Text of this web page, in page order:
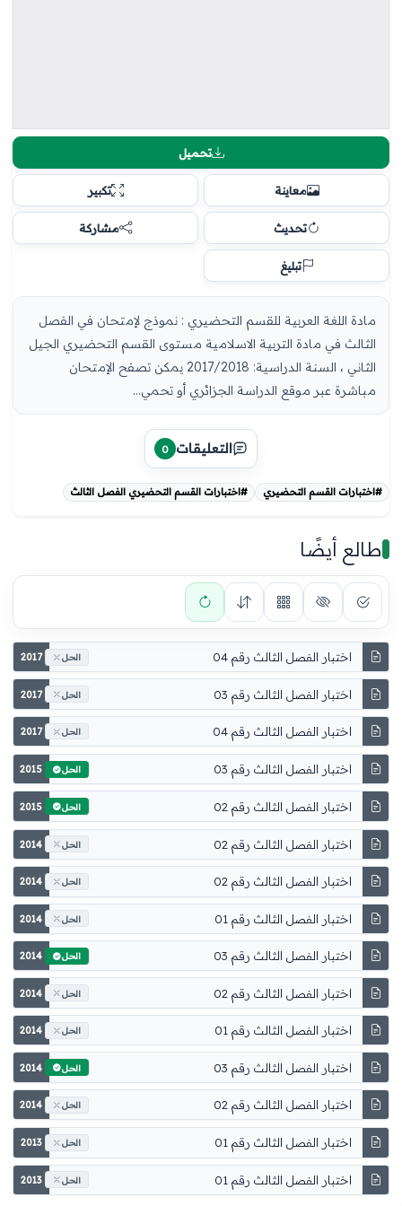
تحميل
معاينة تكبير
تحديث مشاركة
تبليغ
مادة اللغة العربية للقسم التحضيري : نموذج لإمتحان في الفصل
الثالث في مادة التربية الاسلامية مستوى القسم التحضيري الجيل
الثاني ، السنة الدراسية: 2017/2018 يمكن تصفح الإمتحان
مباشرة عبر موقع الدراسة الجزائري أو تحمي...
التعليقات 0
#اختبارات القسم التحضيري #اختبارات القسم التحضيري الفصل الثالث
طالع أيضًا
اختبار الفصل الثالث رقم 04 2017 الحل
اختبار الفصل الثالث رقم 03 2017 الحل
اختبار الفصل الثالث رقم 04 2017 الحل
اختبار الفصل الثالث رقم 03 2015 الحل
اختبار الفصل الثالث رقم 02 2015 الحل
اختبار الفصل الثالث رقم 02 2014 الحل
اختبار الفصل الثالث رقم 02 2014 الحل
اختبار الفصل الثالث رقم 01 2014 الحل
اختبار الفصل الثالث رقم 03 2014 الحل
اختبار الفصل الثالث رقم 02 2014 الحل
اختبار الفصل الثالث رقم 01 2014 الحل
اختبار الفصل الثالث رقم 03 2014 الحل
اختبار الفصل الثالث رقم 02 2014 الحل
اختبار الفصل الثالث رقم 01 2013 الحل
اختبار الفصل الثالث رقم 01 2013 الحل